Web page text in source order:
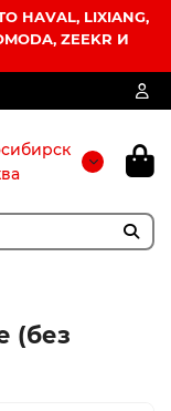
LIXIANG,
ZEEKR И
(без